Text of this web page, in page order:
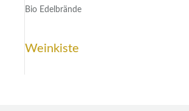
Bio Edelbrände
Weinkiste